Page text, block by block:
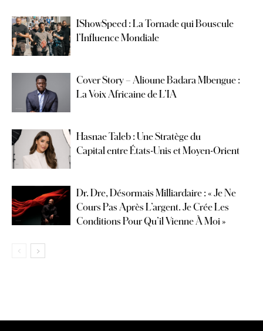
IShowSpeed : La Tornade qui Bouscule
l’Influence Mondiale
Cover Story – Alioune Badara Mbengue :
La Voix Africaine de L’IA
Hasnae Taleb : Une Stratège du
Capital entre États-Unis et Moyen-Orient
Dr. Dre, Désormais Milliardaire : « Je Ne
Cours Pas Après L’argent. Je Crée Les
Conditions Pour Qu’il Vienne À Moi »